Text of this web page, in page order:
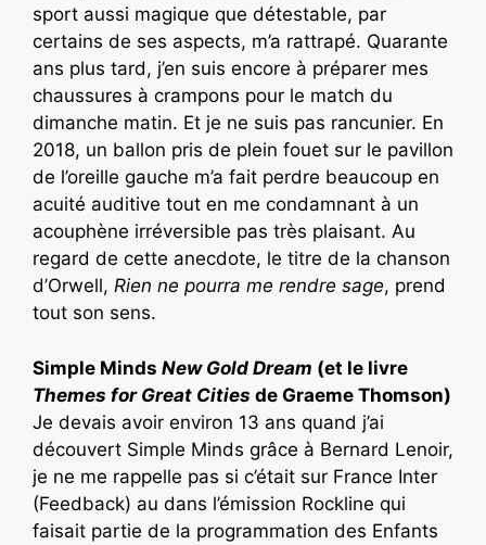
sport aussi magique que détestable, par
certains de ses aspects, m’a rattrapé. Quarante
ans plus tard, j’en suis encore à préparer mes
chaussures à crampons pour le match du
dimanche matin. Et je ne suis pas rancunier. En
2018, un ballon pris de plein fouet sur le pavillon
de l’oreille gauche m’a fait perdre beaucoup en
acuité auditive tout en me condamnant à un
acouphène irréversible pas très plaisant. Au
regard de cette anecdote, le titre de la chanson
d’Orwell, Rien ne pourra me rendre sage, prend
tout son sens.
Simple Minds New Gold Dream (et le livre
Themes for Great Cities de Graeme Thomson)
Je devais avoir environ 13 ans quand j’ai
découvert Simple Minds grâce à Bernard Lenoir,
je ne me rappelle pas si c’était sur France Inter
(Feedback) au dans l’émission Rockline qui
faisait partie de la programmation des Enfants